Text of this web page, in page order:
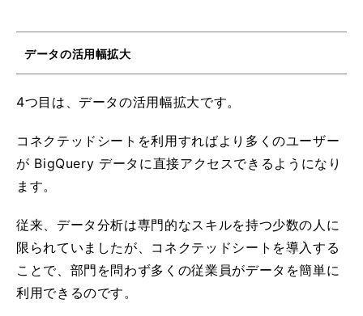
データの活用幅拡大
4つ目は、データの活用幅拡大です。
コネクテッドシートを利用すればより多くのユーザー
が BigQuery データに直接アクセスできるようになり
ます。
従来、データ分析は専門的なスキルを持つ少数の人に
限られていましたが、コネクテッドシートを導入する
ことで、部門を問わず多くの従業員がデータを簡単に
利用できるのです。